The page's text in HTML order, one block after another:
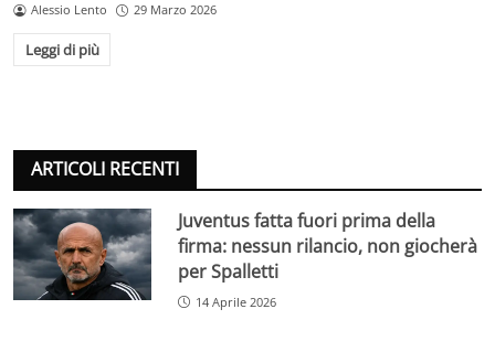
Alessio Lento 29 Marzo 2026
Leggi di più
ARTICOLI RECENTI
Juventus fatta fuori prima della
firma: nessun rilancio, non giocherà
per Spalletti
14 Aprile 2026